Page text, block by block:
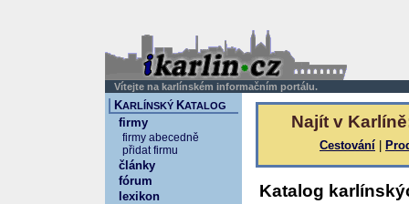
Vítejte na karlínském informačním portálu.
Najít v
Cestování
Katalog
KARLÍNSKÝ KATALOG
firmy
firmy abecedně
přidat firmu
články
fórum
lexikon